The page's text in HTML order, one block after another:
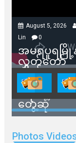
August 5, 2026
Lin
0
အမရပူရမ
လွှတ်တော်
ကိုယ်စားလှ
နေအိမ်တွေ
ခံရမယ့် ဒေ
တွေ့ဆုံ
Photos